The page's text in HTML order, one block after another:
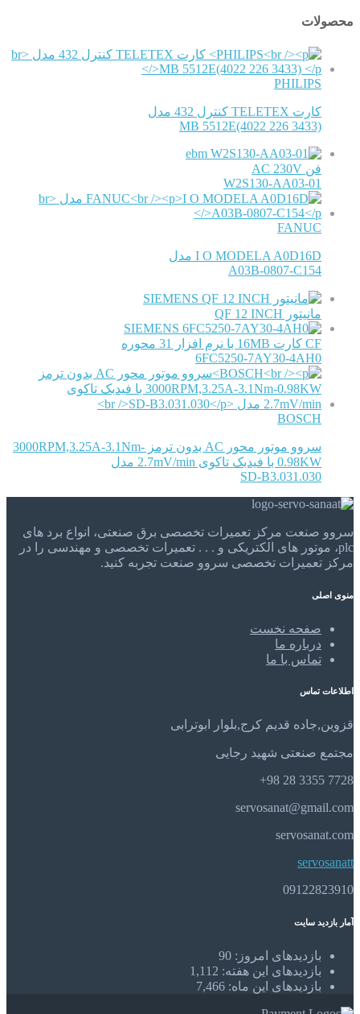
محصولات
PHILIPS
کارت TELETEX کنترل 432 مدل
MB 5512E(4022 226 3433)
ebm
فن AC 230V
W2S130-AA03-01
FANUC
I O MODELA A0D16D مدل
A03B-0807-C154
SIEMENS
مانیتور QF 12 INCH
SIEMENS
CF کارت 16MB با نرم افزار 31 محوره
6FC5250-7AY30-4AH0
BOSCH
سروو موتور محور AC بدون ترمز 3000RPM,3.25A-3.1Nm-
0.98KW با فیدبک تاکوی 2.7mV/min مدل
SD-B3.031.030
سروو صنعت مرکز تعمیرات تخصصی برق صنعتی، انواع برد های
plc، موتور های الکتریکی و . . . تعمیرات تخصصی و مهندسی را در
مرکز تعمیرات تخصصی سروو صنعت تجربه کنید.
منوی اصلی
صفحه نخست
درباره ما
تماس با ما
اطلاعات تماس
قزوین,جاده قدیم کرج,بلوار ابوترابی
مجتمع صنعتی شهید رجایی
7728 3355 28 98+
servosanat@gmail.com
servosanat.com
servosanatt
09122823910
آمار بازدید سایت
بازدیدهای امروز: 90
بازدیدهای این هفته: 1,112
بازدیدهای این ماه: 7,466